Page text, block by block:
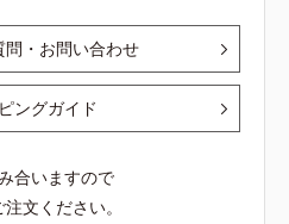
問・お問い合わせ
ングガイド
合いますので
文ください。